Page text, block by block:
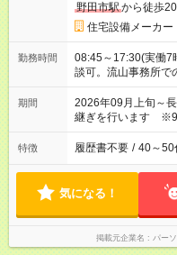
野田市駅から徒歩
住宅設備メーカー
勤務時間
08:45～17:30(実働
談可。流山事務所で
期間
2026年09月上旬～
継ぎを行います ※9
特徴 履歴書不要 / 40～50
気になる！
掲載元企業名 パー